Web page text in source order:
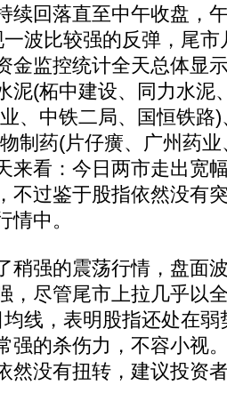
续回落直至中午收盘，
波比较强的反弹，尾
金监控统计全天总体显
泥(柘中建设、同力水泥
、中铁二局、国恒铁路
制药(片仔癀、广州药
来看：今日两市走出宽
不过鉴于股指依然没有
情中。
强的震荡行情，盘面
，尽管尾市上拉几乎以
线，表明股指还处在
强的杀伤力，不容小视
然没有扭转，建议投资